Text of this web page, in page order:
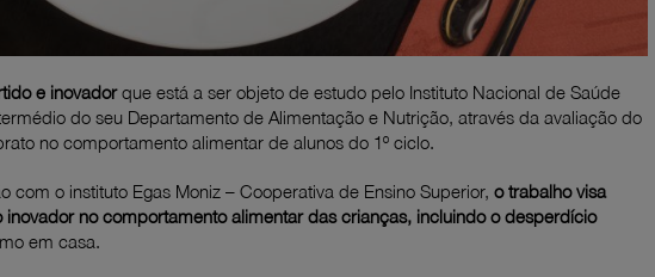
e inovadorque está a ser objeto de estudo pelo Instituto Nacional de Saúde
do seu Departamento de Alimentação e Nutrição, através da avaliação do
no comportamento alimentar de alunos do 1º ciclo.
com o instituto Egas Moniz – Cooperativa de Ensino Superior, o trabalho visa
no comportamento alimentar das crianças, incluindo o desperdício
em casa.